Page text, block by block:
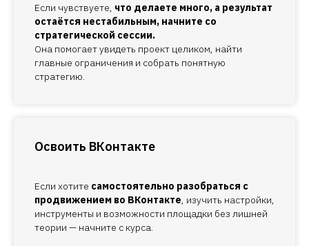
Если чувствуете, что делаете много, а результат
остаётся нестабильным, начните со
стратегической сессии.
Она помогает увидеть проект целиком, найти
главные ограничения и собрать понятную
стратегию.
Освоить ВКонтакте
Если хотите самостоятельно разобраться с
продвижением во ВКонтакте, изучить настройки,
инструменты и возможности площадки без лишней
теории — начните с курса.